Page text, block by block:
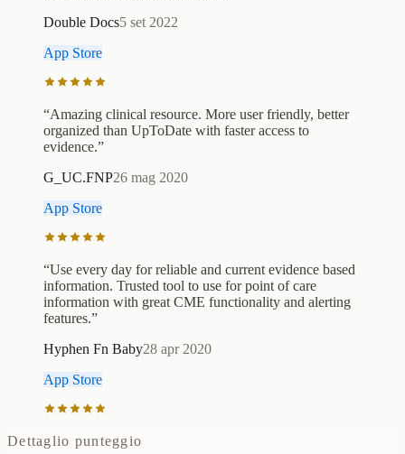
Double Docs5 set 2022
App Store
“Amazing clinical resource. More user friendly, better
organized than UpToDate with faster access to
evidence.”
G_UC.FNP26 mag 2020
App Store
“Use every day for reliable and current evidence based
information. Trusted tool to use for point of care
information with great CME functionality and alerting
features.”
Hyphen Fn Baby28 apr 2020
App Store
Dettaglio punteggio